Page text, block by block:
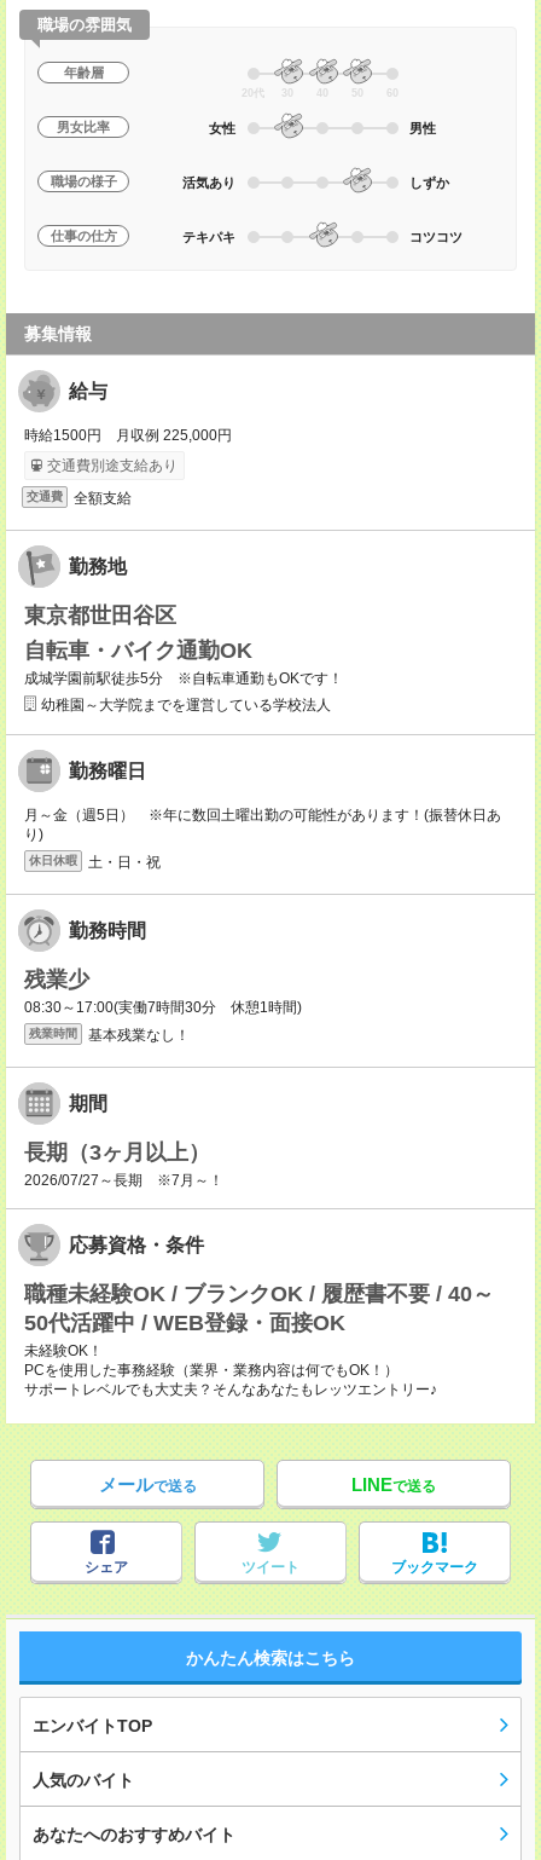
職場の雰囲気
年齢層
20代 30 40 50 60
男女比率 女性 男性
職場の様子 活気あり しずか
仕事の仕方 テキパキ コツコツ
募集情報
給与
時給1500円 月収例 225,000円
交通費別途支給あり
交通費 全額支給
勤務地
東京都世田谷区
自転車・バイク通勤OK
成城学園前駅徒歩5分 ※自転車通勤もOKです！
幼稚園～大学院までを運営している学校法人
勤務曜日
月～金（週5日） ※年に数回土曜出勤の可能性があります！(振替休日あ
り)
休日休暇 土・日・祝
勤務時間
残業少
08:30～17:00(実働7時間30分 休憩1時間)
残業時間 基本残業なし！
期間
長期（3ヶ月以上）
2026/07/27～長期 ※7月～！
応募資格・条件
職種未経験OK / ブランクOK / 履歴書不要 / 40～
50代活躍中 / WEB登録・面接OK
未経験OK！
PCを使用した事務経験（業界・業務内容は何でもOK！）
サポートレベルでも大丈夫？そんなあなたもレッツエントリー♪
メールで送る LINEで送る
シェア ツイート ブックマーク
かんたん検索はこちら
エンバイトTOP
人気のバイト
あなたへのおすすめバイト